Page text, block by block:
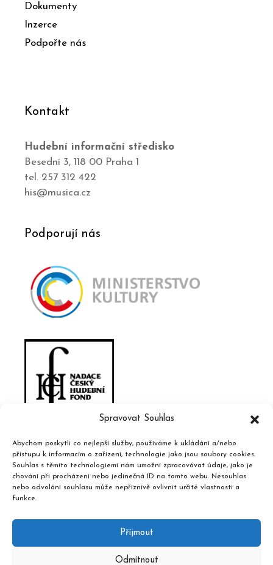
Spravovat Souhlas
Abychom poskytli co nejlepší služby, používáme k ukládání a/nebo
přístupu k informacím o zařízení, technologie jako jsou soubory cookies.
Souhlas s těmito technologiemi nám umožní zpracovávat údaje, jako je
chování při procházení nebo jedinečná ID na tomto webu. Nesouhlas
nebo odvolání souhlasu může nepříznivě ovlivnit určité vlastnosti a
funkce.
Příjmout
Odmítnout
Dokumenty
Inzerce
Podpořte nás
Kontakt
Hudební informační středisko
Besední 3, 118 00 Praha 1
tel. 257 312 422
his@musica.cz
Podporují nás